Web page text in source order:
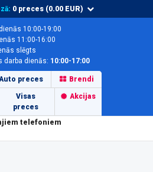
0 preces (0.00 EUR)
10:00-19:00
11:00-16:00
slēgts
darba dienās: 10:00-17:00
preces Brendi
Visas
preces
Akcijas
telefoniem